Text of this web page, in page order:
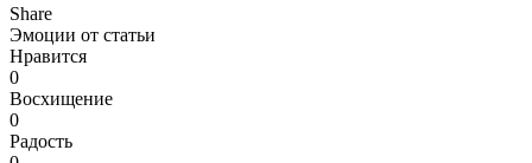
Share
Эмоции от статьи
Нравится
0
Восхищение
0
Радость